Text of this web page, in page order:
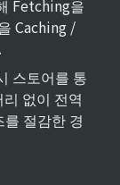
Fetching을
Caching /
스토어를 통
없이 전역
절감한 경